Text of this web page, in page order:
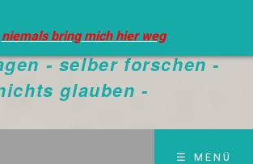
niemals bring mich hier weg- alles
- selber forschen -
glauben -
☰ MENÜ